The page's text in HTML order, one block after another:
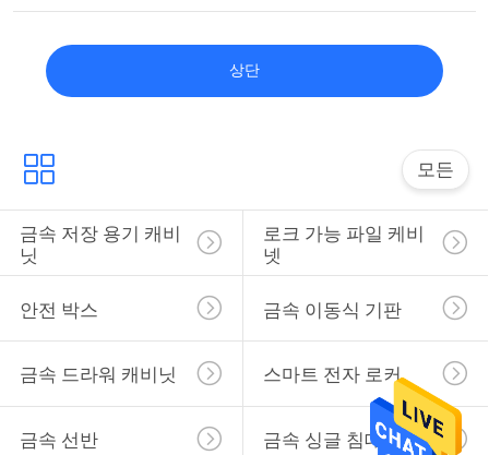
상단
모든
금속 저장 용기 캐비
닛
로크 가능 파일 케비
넷
안전 박스 금속 이동식 기판
금속 드라워 캐비닛 스마트 전자 로커
금속 선반 금속 싱글 침대